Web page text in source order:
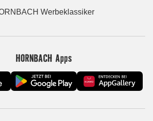
Werbeklassiker
HORNBACH Apps